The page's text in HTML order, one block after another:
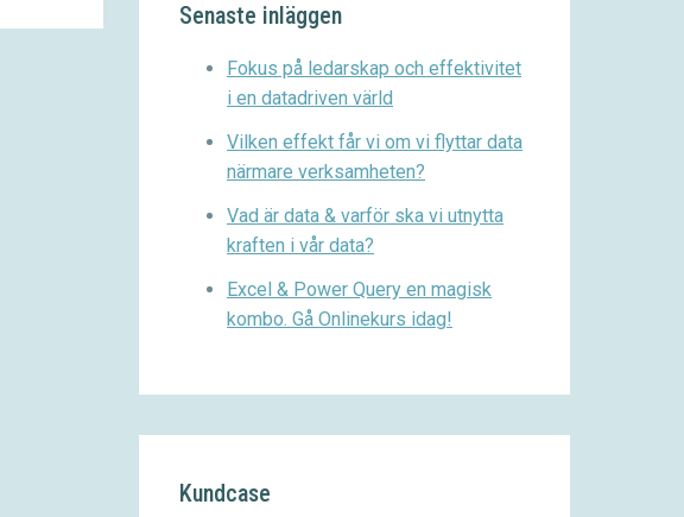
Senaste inläggen
Fokus på ledarskap och effektivitet
i en datadriven värld
Vilken effekt får vi om vi flyttar data
närmare verksamheten?
Vad är data & varför ska vi utnytta
kraften i vår data?
Excel & Power Query en magisk
kombo. Gå Onlinekurs idag!
Kundcase